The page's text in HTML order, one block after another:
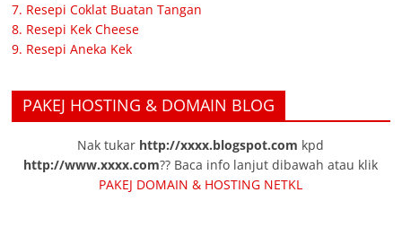
7. Resepi Coklat Buatan Tangan
8. Resepi Kek Cheese
9. Resepi Aneka Kek
PAKEJ HOSTING & DOMAIN BLOG
Nak tukar http://xxxx.blogspot.com kpd
http://www.xxxx.com?? Baca info lanjut dibawah atau klik
PAKEJ DOMAIN & HOSTING NETKL